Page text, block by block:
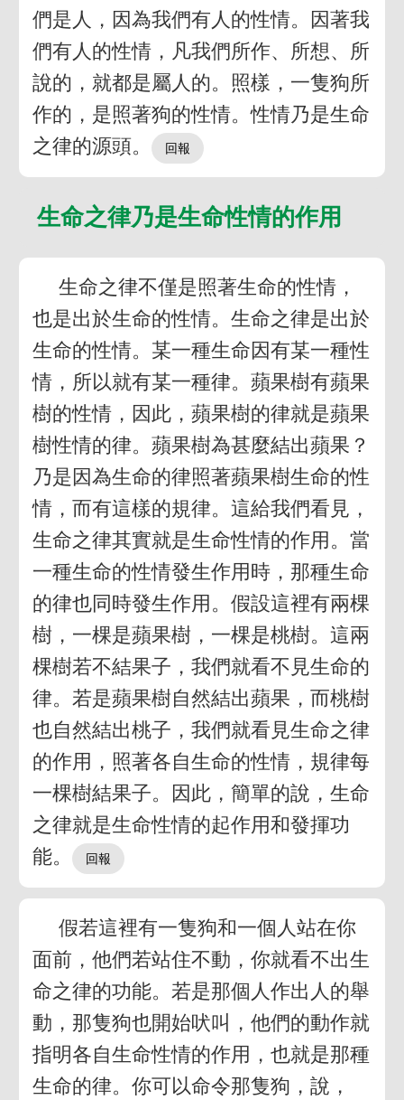
們是人，因為我們有人的性情。因著我
們有人的性情，凡我們所作、所想、所
說的，就都是屬人的。照樣，一隻狗所
作的，是照著狗的性情。性情乃是生命
之律的源頭。
生命之律乃是生命性情的作用
生命之律不僅是照著生命的性情，
也是出於生命的性情。生命之律是出於
生命的性情。某一種生命因有某一種性
情，所以就有某一種律。蘋果樹有蘋果
樹的性情，因此，蘋果樹的律就是蘋果
樹性情的律。蘋果樹為甚麼結出蘋果？
乃是因為生命的律照著蘋果樹生命的性
情，而有這樣的規律。這給我們看見，
生命之律其實就是生命性情的作用。當
一種生命的性情發生作用時，那種生命
的律也同時發生作用。假設這裡有兩棵
樹，一棵是蘋果樹，一棵是桃樹。這兩
棵樹若不結果子，我們就看不見生命的
律。若是蘋果樹自然結出蘋果，而桃樹
也自然結出桃子，我們就看見生命之律
的作用，照著各自生命的性情，規律每
一棵樹結果子。因此，簡單的說，生命
之律就是生命性情的起作用和發揮功
能。
假若這裡有一隻狗和一個人站在你
面前，他們若站住不動，你就看不出生
命之律的功能。若是那個人作出人的舉
動，那隻狗也開始吠叫，他們的動作就
指明各自生命性情的作用，也就是那種
生命的律。你可以命令那隻狗，說，